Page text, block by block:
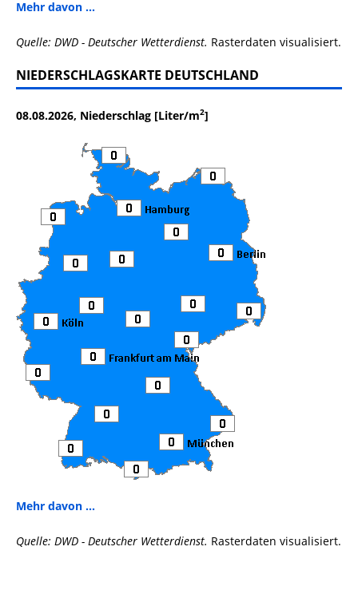
Mehr davon ...
Quelle: DWD - Deutscher Wetterdienst. Rasterdaten visualisiert.
NIEDERSCHLAGSKARTE DEUTSCHLAND
08.08.2026, Niederschlag [Liter/m2]
Mehr davon ...
Quelle: DWD - Deutscher Wetterdienst. Rasterdaten visualisiert.